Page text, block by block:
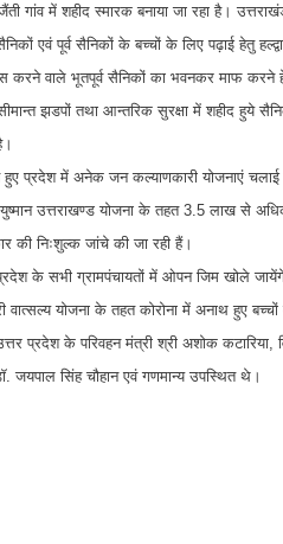
में शहीद स्मारक बनाया जा रहा है। उत्तराखंड
एवं पूर्व सैनिकों के बच्चों के लिए पढ़ाई हेतु
करने वाले भूतपूर्व सैनिकों का भवनकर माफ करने
सीमान्त झडपों तथा आन्तरिक सुरक्षा में शहीद हुये
में अनेक जन कल्याणकारी योजनाएं चलाई
उत्तराखण्ड योजना के तहत 3.5 लाख से
की निःशुल्क जांचे की जा रही हैं।
के सभी ग्रामपंचायतों में ओपन जिम खोले
योजना के तहत कोरोना में अनाथ हुए बच्चों
प्रदेश के परिवहन मंत्री श्री अशोक
जयपाल सिंह चौहान एवं गणमान्य उपस्थित थे।